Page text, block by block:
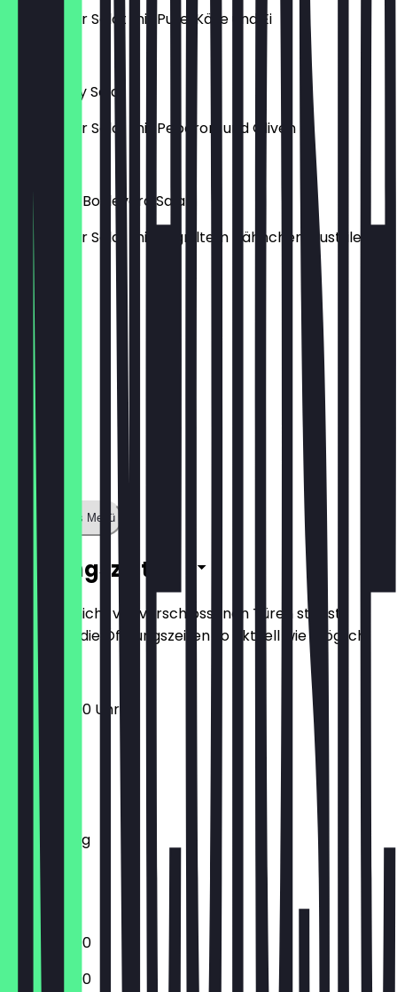
gemischter Salat mit Pute, Käse und Ei
Mexico City Salat
gemischter Salat mit Peperoni und Oliven
Hollywood Boulevard Salat
gemischter Salat mit gegrilltem Hähnchenbrustfilet
€ 9,49
Zeige ganzes Menü
Öffnungszeiten
Damit du nicht vor verschlossenen Türen stehst,
halten wir die Öffnungszeiten so aktuell wie möglich.
12:00 - 22:00 Uhr
Montag
Dienstag
Mittwoch
Donnerstag
Freitag
Samstag
Sonntag
12:00 - 22:00
12:00 - 22:00